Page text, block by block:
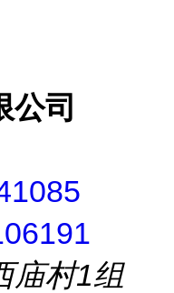
公司
庙村1组